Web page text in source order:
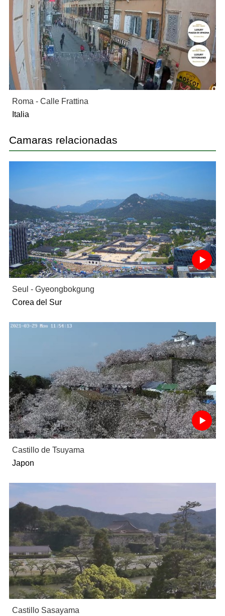
Roma - Calle Frattina
Italia
Camaras relacionadas
Seul - Gyeongbokgung
Corea del Sur
Castillo de Tsuyama
Japon
Castillo Sasayama